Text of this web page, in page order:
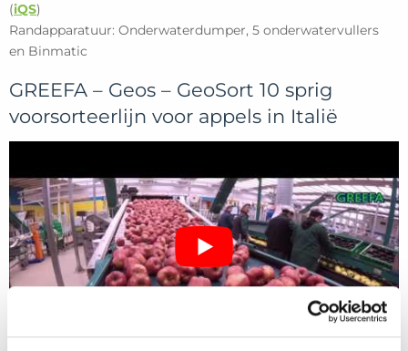
(iQS)
Randapparatuur: Onderwaterdumper, 5 onderwatervullers
en Binmatic
GREEFA – Geos – GeoSort 10 sprig
voorsorteerlijn voor appels in Italië